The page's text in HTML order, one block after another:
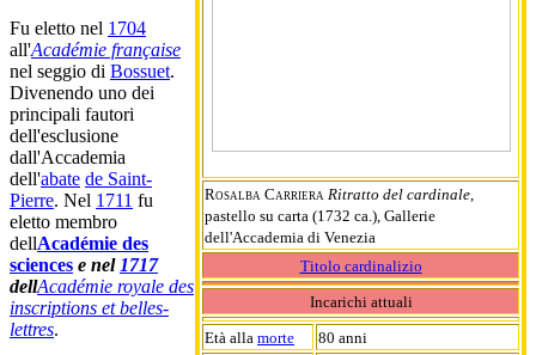
Rosalba Carriera Ritratto del cardinale
pastello su carta (1732 ca.), Gallerie
dell'Accademia di Venezia
Titolo cardinalizio
Incarichi attuali
Età alla morte 80 anni
Fu eletto nel 1704
all'Académie française
nel seggio di Bossuet.
Divenendo uno dei
principali fautori
dell'esclusione
dall'Accademia
dell'abate de Saint-
Pierre. Nel 1711 fu
eletto membro
dellAcadémie des
sciences e nel 1717
dellAcadémie royale des
inscriptions et belles-
lettres.